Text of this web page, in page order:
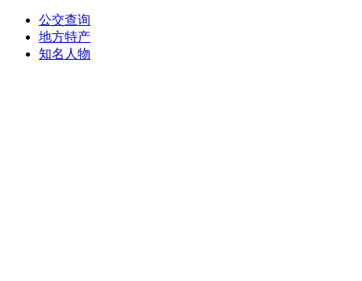
公交查询
地方特产
知名人物